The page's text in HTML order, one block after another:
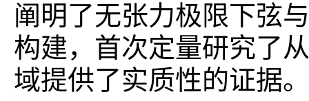
阐明了无张力极限下弦
构建，首次定量研究了
域提供了实质性的证据。